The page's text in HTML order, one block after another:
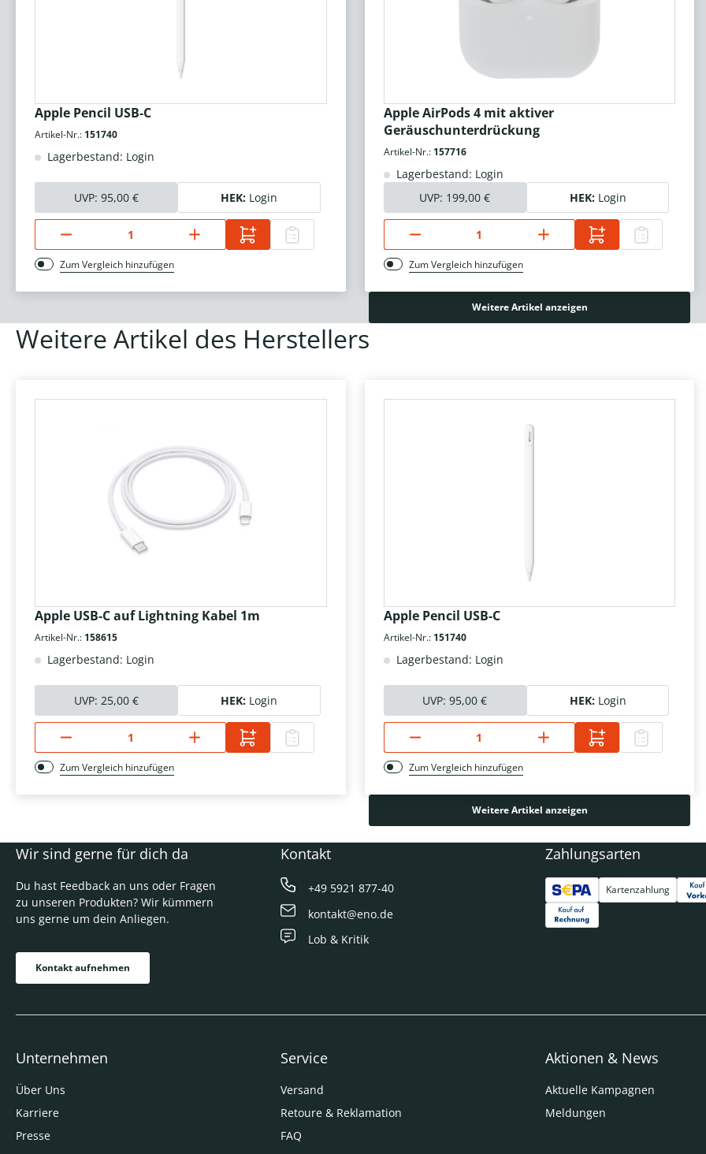
Apple Pencil USB-C
Artikel-Nr.: 151740
Lagerbestand: Login
UVP: 95,00 € HEK: Login
Zum Vergleich hinzufügen
Apple AirPods 4 mit aktiver
Geräuschunterdrückung
Artikel-Nr.: 157716
Lagerbestand: Login
UVP: 199,00 € HEK: Login
Zum Vergleich hinzufügen
Weitere Artikel anzeigen
Weitere Artikel des Herstellers
Apple USB-C auf Lightning Kabel 1m
Artikel-Nr.: 158615
Lagerbestand: Login
UVP: 25,00 € HEK: Login
Zum Vergleich hinzufügen
Apple Pencil USB-C
Artikel-Nr.: 151740
Lagerbestand: Login
UVP:95,00 € HEK: Login
Zum Vergleich hinzufügen
Weitere Artikel anzeigen
Wir sind gerne für dich da
Du hast Feedback an uns oder Fragen
zu unseren Produkten? Wir kümmern
uns gerne um dein Anliegen.
Kontakt aufnehmen
Kontakt
+49 5921 877-40
kontakt@eno.de
Lob & Kritik
Unternehmen
Über Uns
Karriere
Presse
Service
Versand
Retoure & Reklamation
FAQ
Aktionen & News
Aktuelle Kampagnen
Meldungen
Zahlungsarten
Kartenzahlung